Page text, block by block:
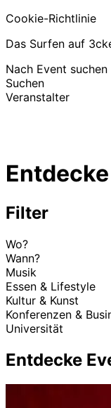
Cookie-Richtlinie
Das Surfen auf
Nach Event suchen
Suchen
Veranstalter
Hilfe für Teilnehmer
Filter
Wo?
Wann?
Musik
Essen & Lifestyle
Kultur & Kunst
Konferenzen &
Universität
Entdecke